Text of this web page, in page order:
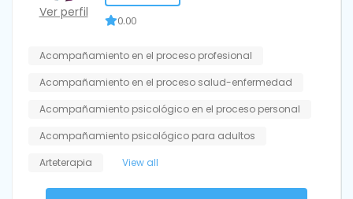
Ver perfil
0.00
Acompañamiento en el proceso profesional
Acompañamiento en el proceso salud-enfermedad
Acompañamiento psicológico en el proceso personal
Acompañamiento psicológico para adultos
Arteterapia
View all